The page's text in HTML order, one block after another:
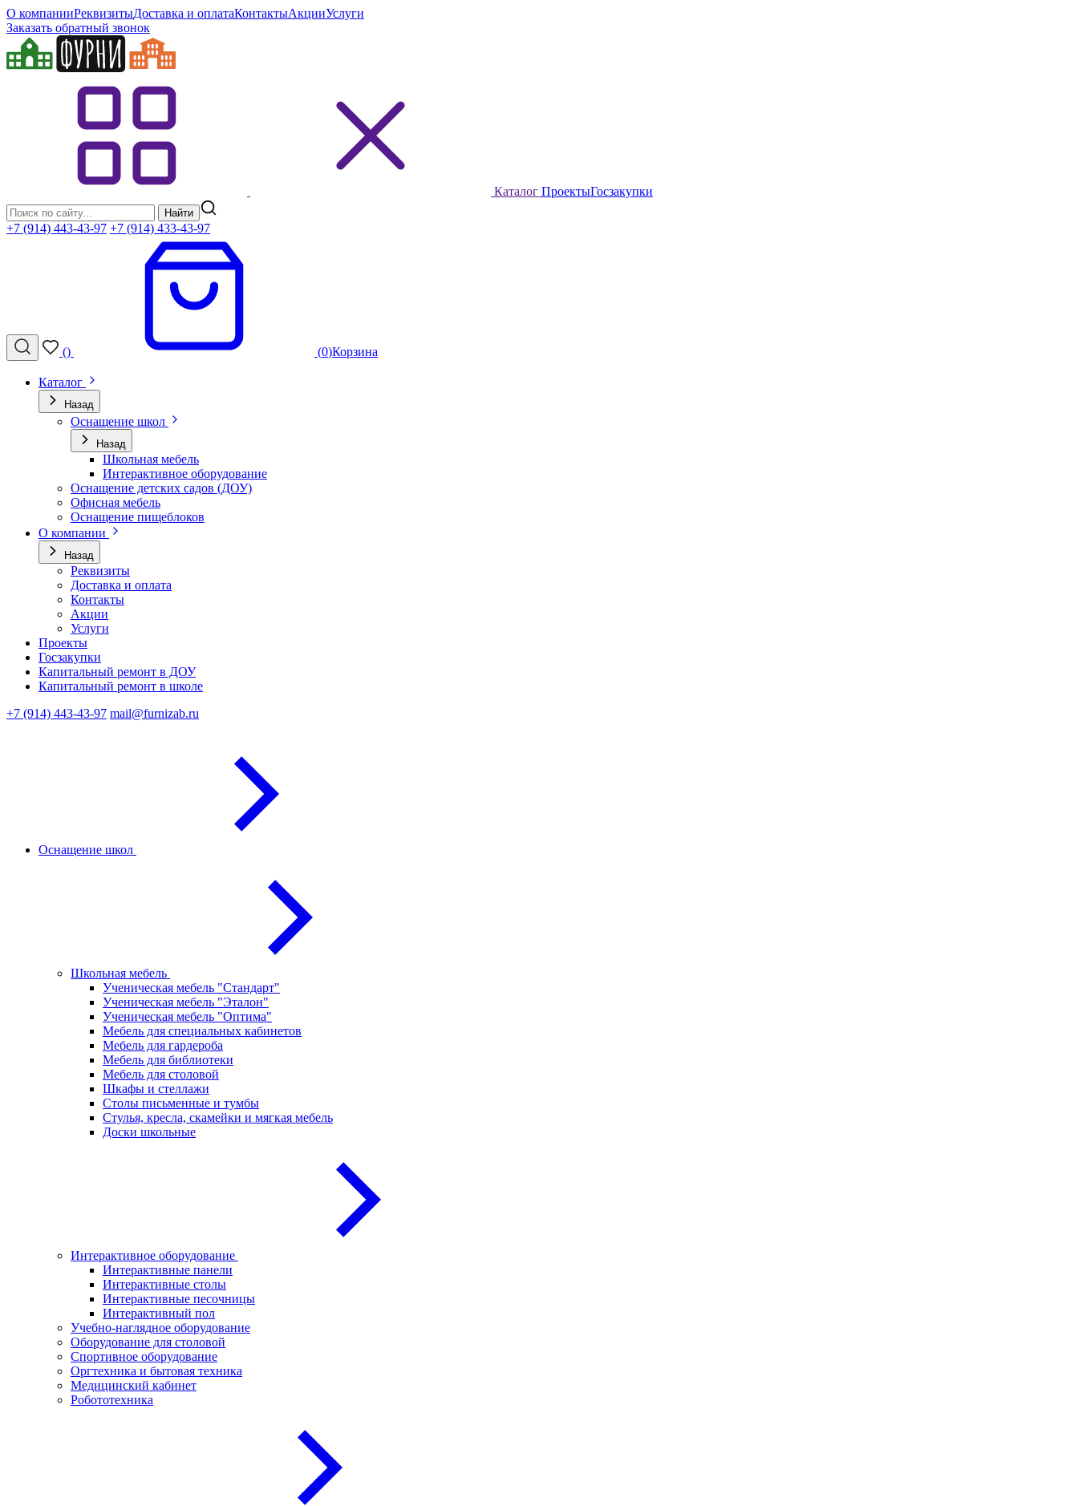
О компанииРеквизитыДоставка и оплатаКонтактыАкцииУслуги
Заказать обратный звонок
Каталог ПроектыГосзакупки
Найти
+7 (914) 443-43-97 +7 (914) 433-43-97
() (0)Корзина
Каталог
Назад
Оснащение школ
Назад
Школьная мебель
Интерактивное оборудование
Оснащение детских садов (ДОУ)
Офисная мебель
Оснащение пищеблоков
О компании
Назад
Реквизиты
Доставка и оплата
Контакты
Акции
Услуги
Проекты
Госзакупки
Капитальный ремонт в ДОУ
Капитальный ремонт в школе
+7 (914) 443-43-97 mail@furnizab.ru
Оснащение школ
Школьная мебель
Ученическая мебель "Стандарт"
Ученическая мебель "Эталон"
Ученическая мебель "Оптима"
Мебель для специальных кабинетов
Мебель для гардероба
Мебель для библиотеки
Мебель для столовой
Шкафы и стеллажи
Столы письменные и тумбы
Стулья, кресла, скамейки и мягкая мебель
Доски школьные
Интерактивное оборудование
Интерактивные панели
Интерактивные столы
Интерактивные песочницы
Интерактивный пол
Учебно-наглядное оборудование
Оборудование для столовой
Спортивное оборудование
Оргтехника и бытовая техника
Медицинский кабинет
Робототехника